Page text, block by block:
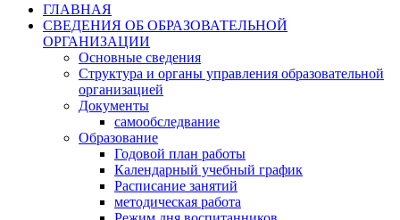
ГЛАВНАЯ
СВЕДЕНИЯ ОБ ОБРАЗОВАТЕЛЬНОЙ
ОРГАНИЗАЦИИ
Основные сведения
Структура и органы управления образовательной
организацией
Документы
самообследвание
Образование
Годовой план работы
Календарный учебный график
Расписание занятий
методическая работа